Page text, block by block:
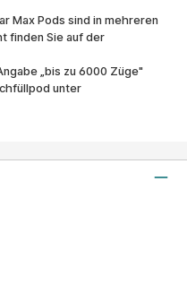
Max Pods sind in mehreren
finden Sie auf der
„bis zu 6000 Züge"
unter